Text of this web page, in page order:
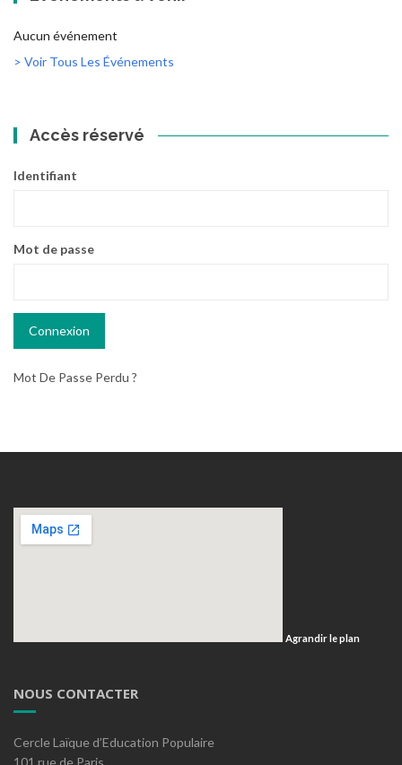
Aucun événement
> Voir Tous Les Événements
Accès réservé
Identifiant
Mot de passe
Mot De Passe Perdu ?
Agrandir le plan
NOUS CONTACTER
Cercle Laïque d’Education Populaire